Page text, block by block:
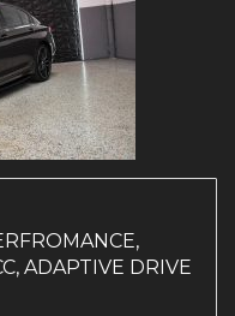
ADAPTIVE DRIVE